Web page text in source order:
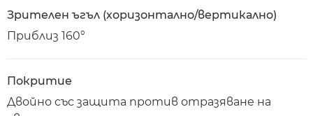
Зрителен ъгъл (хоризонтално/вертикално)
Приблиз 160°
Покритие
Двойно със защита против отразяване на